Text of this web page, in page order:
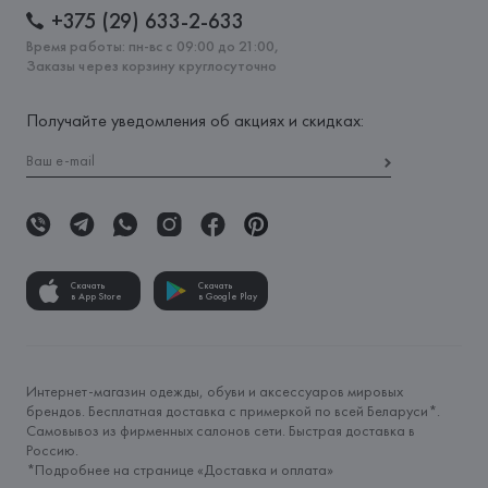
+375 (29) 633-2-633
Время работы: пн-вс с 09:00 до 21:00,
Заказы через корзину круглосуточно
Получайте уведомления об акциях и скидках:
Скачать
в App Store
Скачать
в Google Play
Интернет-магазин одежды, обуви и аксессуаров мировых
брендов. Бесплатная доставка с примеркой по всей Беларуси*.
Самовывоз из фирменных салонов сети. Быстрая доставка в
Россию.
*Подробнее на странице «Доставка и оплата»